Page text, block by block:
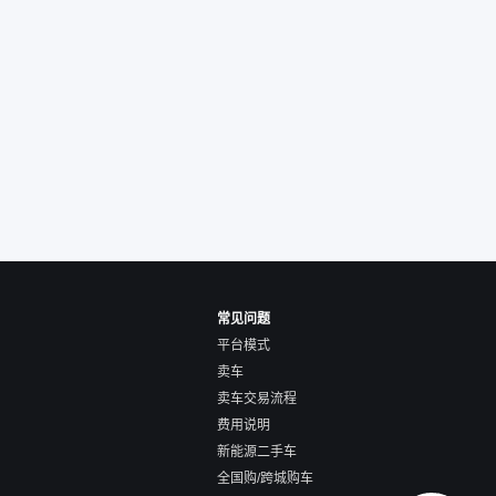
常见问题
平台模式
卖车
卖车交易流程
费用说明
新能源二手车
全国购/跨城购车